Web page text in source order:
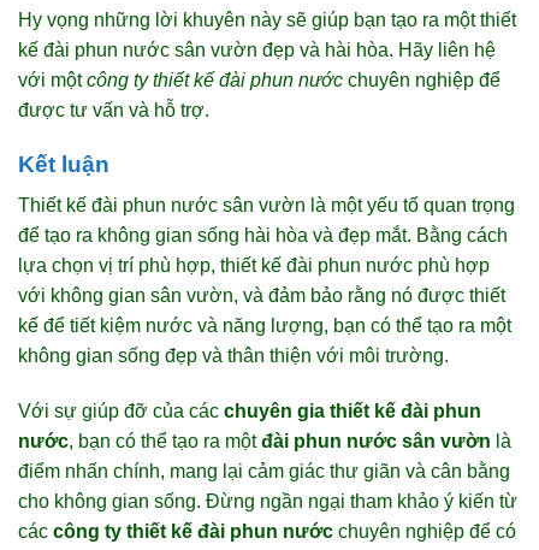
Hy vọng những lời khuyên này sẽ giúp bạn tạo ra một thiết
kế đài phun nước sân vườn đẹp và hài hòa. Hãy liên hệ
với mộtcông ty thiết kế đài phun nước chuyên nghiệp để
được tư vấn và hỗ trợ.
Kết luận
Thiết kế đài phun nước sân vườn là một yếu tố quan trọng
để tạo ra không gian sống hài hòa và đẹp mắt. Bằng cách
lựa chọn vị trí phù hợp, thiết kế đài phun nước phù hợp
với không gian sân vườn, và đảm bảo rằng nó được thiết
kế để tiết kiệm nước và năng lượng, bạn có thể tạo ra một
không gian sống đẹp và thân thiện với môi trường.
Với sự giúp đỡ của các chuyên gia thiết kế đài phun
nước, bạn có thể tạo ra mộtđài phun nước sân vườn là
điểm nhấn chính, mang lại cảm giác thư giãn và cân bằng
cho không gian sống. Đừng ngần ngại tham khảo ý kiến từ
các công ty thiết kế đài phun nước chuyên nghiệp để có